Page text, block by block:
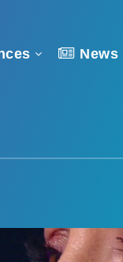
News